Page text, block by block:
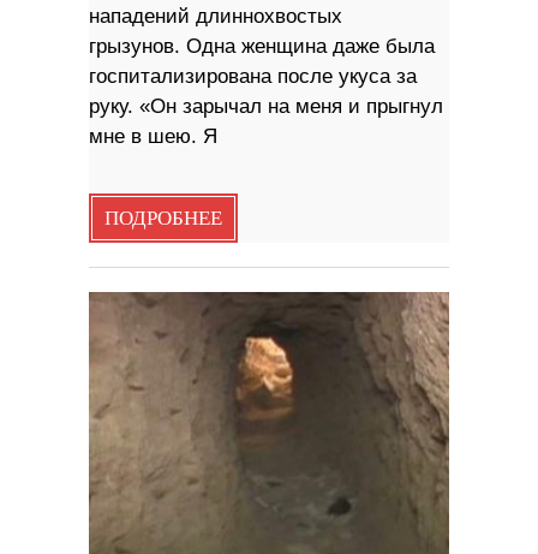
нападений длиннохвостых
грызунов. Одна женщина даже была
госпитализирована после укуса за
руку. «Он зарычал на меня и прыгнул
мне в шею. Я
ПОДРОБНЕЕ